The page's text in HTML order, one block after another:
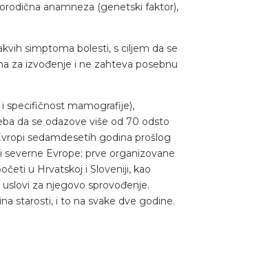
anamneza (genetski faktor),
simptoma bolesti, s ciljem da se
za izvođenje i ne zahteva posebnu
specifičnost mamografije),
da se odazove više od 70 odsto
sedamdesetih godina prošlog
Evrope; prve organizovane
u Hrvatskoj i Sloveniji, kao
za njegovo sprovođenje.
starosti, i to na svake dve godine.